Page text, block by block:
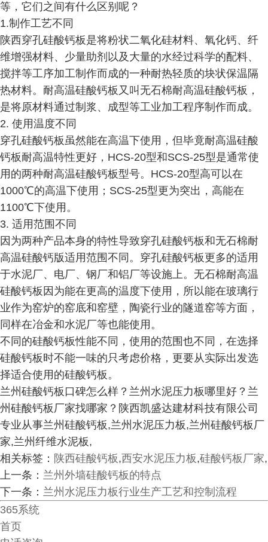
等，它们之间有什么区别呢？
1.制作工艺不同
陕西穿孔硅酸钙板是将粉状二氧化硅材料、氧化钙、纤
维增强材料、少量助剂以及大量的水经过科学的配料、
搅拌等工序加工制作而成的一种耐热轻质的块状保温隔
热材料。耐高温硅酸钙板又叫无石棉耐高温硅酸钙板，
是将原材料通过制浆、成型等工业加工程序制作而成。
2. 使用温度不同
穿孔硅酸钙板虽然能在高温下使用，但毕竟耐高温硅酸
钙板耐高温特性更好，HCS-20型和SCS-25型是通常使
用的两种耐高温硅酸钙板型号。HCS-20型高可以在
1000℃的高温下使用；SCS-25型更为突出，高能在
1100℃下使用。
3. 适用范围不同
因为两种产品本身的特性导致穿孔硅酸钙板和无石棉耐
高温硅酸钙版适用范围不同。穿孔硅酸钙板更多的适用
于水泥厂、电厂、钢厂和铝厂等设施上。无石棉耐高温
硅酸钙板因为能在更高的温度下使用，所以能在玻璃行
业作为窑炉的窑底和窑壁，陶瓷行业的隧道窑等方面，
同样在冶金和水泥厂等也能使用。
不同的硅酸钙板性能不同，使用的范围也不同，在选择
硅酸钙板时不能一味的只考虑价格，更要从实际出发选
择适合使用的硅酸钙板。
兰州硅酸钙板口碑怎么样？兰州水泥压力板哪里好？兰
州硅酸钙板厂家找哪家？陕西凯盛达建材科技有限公司
专业从事兰州硅酸钙板,兰州水泥压力板,兰州硅酸钙板厂
家,兰州纤维水泥板,
相关标签： 陕西硅酸钙板,西安水泥压力板,硅酸钙板厂家,
上一条： 兰州外墙硅酸钙板的特点
下一条： 兰州水泥压力板行业生产工艺和控制流程
365系统
首页